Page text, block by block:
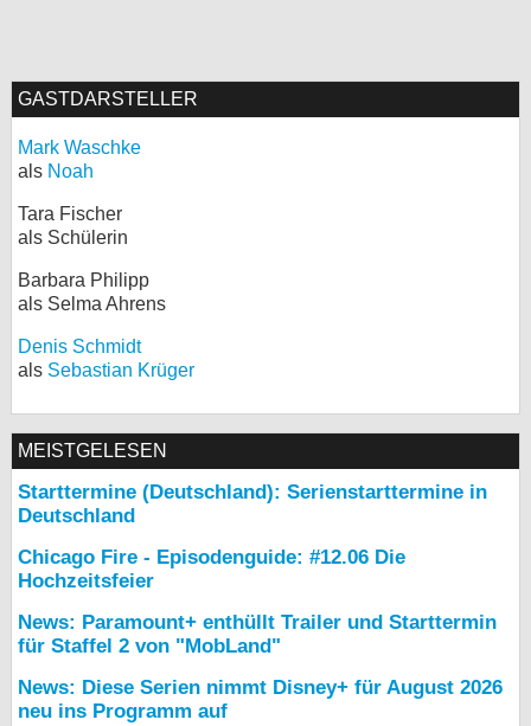
GASTDARSTELLER
Mark Waschke
als Noah
Tara Fischer
als Schülerin
Barbara Philipp
als Selma Ahrens
Denis Schmidt
als Sebastian Krüger
MEISTGELESEN
Starttermine (Deutschland): Serienstarttermine in
Deutschland
Chicago Fire - Episodenguide: #12.06 Die
Hochzeitsfeier
News: Paramount+ enthüllt Trailer und Starttermin
für Staffel 2 von "MobLand"
News: Diese Serien nimmt Disney+ für August 2026
neu ins Programm auf